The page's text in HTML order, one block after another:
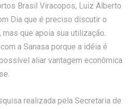
Brasil Viracopos, Luiz Alberto
Dia que é preciso discutir o
que apoia sua utilização.
a Sanasa porque a idéia é
aliar vantagem econômica
realizada pela Secretaria de